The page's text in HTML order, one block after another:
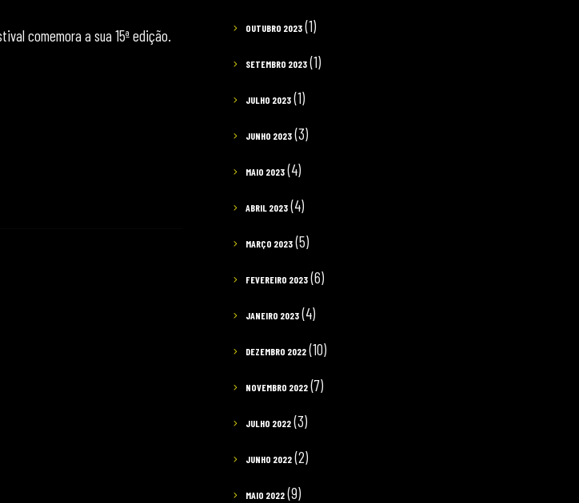
comemora a sua 15ª edição. OUTUBRO 2023 (1)
SETEMBRO 2023 (1)
JULHO 2023 (1)
JUNHO 2023 (3)
MAIO 2023 (4)
ABRIL 2023 (4)
MARÇO 2023 (5)
FEVEREIRO 2023 (6)
JANEIRO 2023 (4)
DEZEMBRO 2022 (10)
NOVEMBRO 2022 (7)
JULHO 2022 (3)
JUNHO 2022 (2)
MAIO 2022 (9)